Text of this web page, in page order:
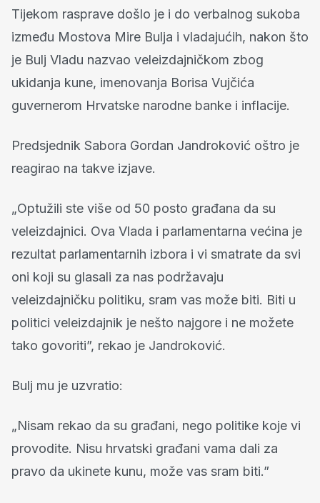
Tijekom rasprave došlo je i do verbalnog sukoba
između Mostova Mire Bulja i vladajućih, nakon što
je Bulj Vladu nazvao veleizdajničkom zbog
ukidanja kune, imenovanja Borisa Vujčića
guvernerom Hrvatske narodne banke i inflacije.
Predsjednik Sabora Gordan Jandroković oštro je
reagirao na takve izjave.
„Optužili ste više od 50 posto građana da su
veleizdajnici. Ova Vlada i parlamentarna većina je
rezultat parlamentarnih izbora i vi smatrate da svi
oni koji su glasali za nas podržavaju
veleizdajničku politiku, sram vas može biti. Biti u
politici veleizdajnik je nešto najgore i ne možete
tako govoriti”, rekao je Jandroković.
Bulj mu je uzvratio:
„Nisam rekao da su građani, nego politike koje vi
provodite. Nisu hrvatski građani vama dali za
pravo da ukinete kunu, može vas sram biti.”